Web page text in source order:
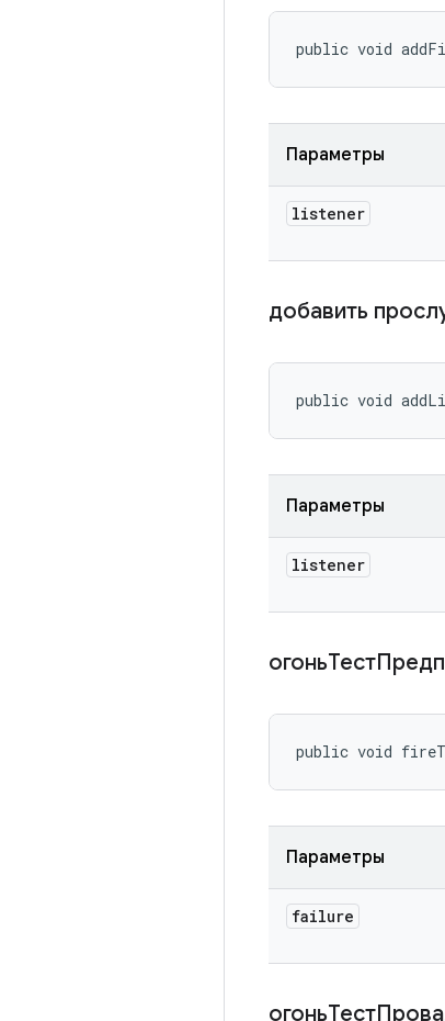
public void
Параметры
listener
добавить
public void
Параметры
listener
public void
Параметры
failure